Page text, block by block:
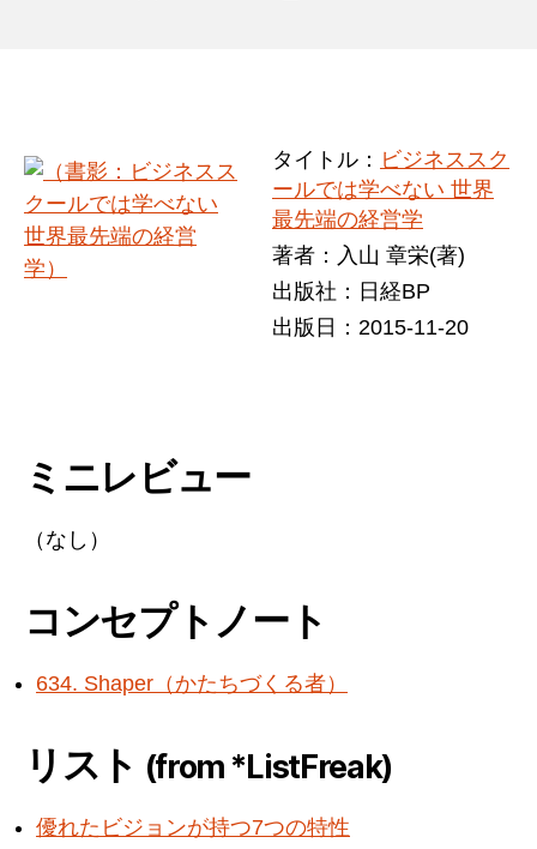
タイトル： ビジネススク
ールでは学べない 世界
最先端の経営学
著者：入山 章栄(著)
出版社：日経BP
出版日：2015-11-20
ミニレビュー
（なし）
コンセプトノート
634. Shaper（かたちづくる者）
リスト (from *ListFreak)
優れたビジョンが持つ7つの特性